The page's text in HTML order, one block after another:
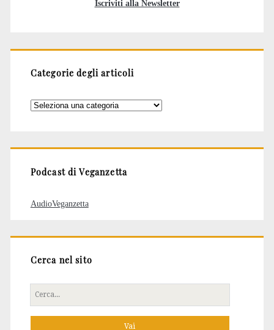
Iscriviti alla Newsletter
Categorie degli articoli
Categorie
Podcast di Veganzetta
AudioVeganzetta
Cerca nel sito
Cerca
per: